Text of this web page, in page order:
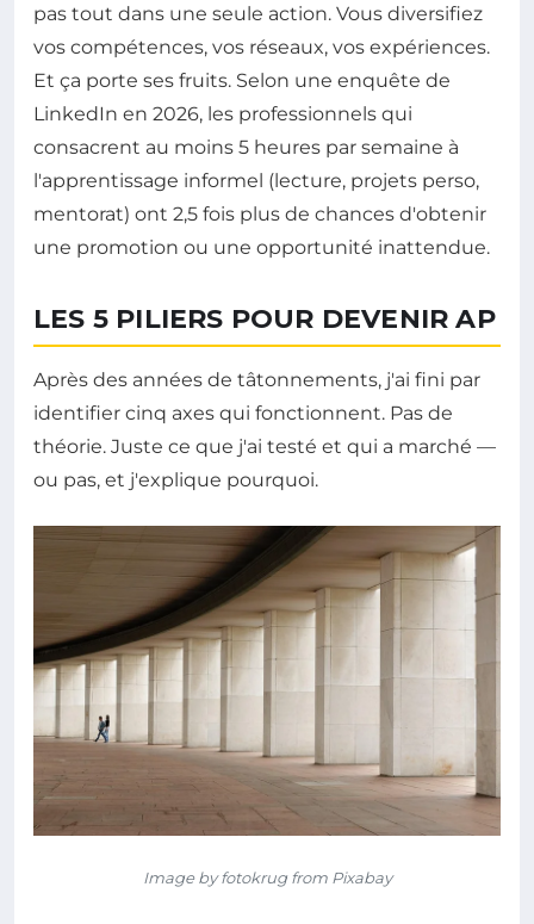
pas tout dans une seule action. Vous diversifiez
vos compétences, vos réseaux, vos expériences.
Et ça porte ses fruits. Selon une enquête de
LinkedIn en 2026, les professionnels qui
consacrent au moins 5 heures par semaine à
l'apprentissage informel (lecture, projets perso,
mentorat) ont 2,5 fois plus de chances d'obtenir
une promotion ou une opportunité inattendue.
LES 5 PILIERS POUR DEVENIR AP
Après des années de tâtonnements, j'ai fini par
identifier cinq axes qui fonctionnent. Pas de
théorie. Juste ce que j'ai testé et qui a marché —
ou pas, et j'explique pourquoi.
Image by fotokrug from Pixabay